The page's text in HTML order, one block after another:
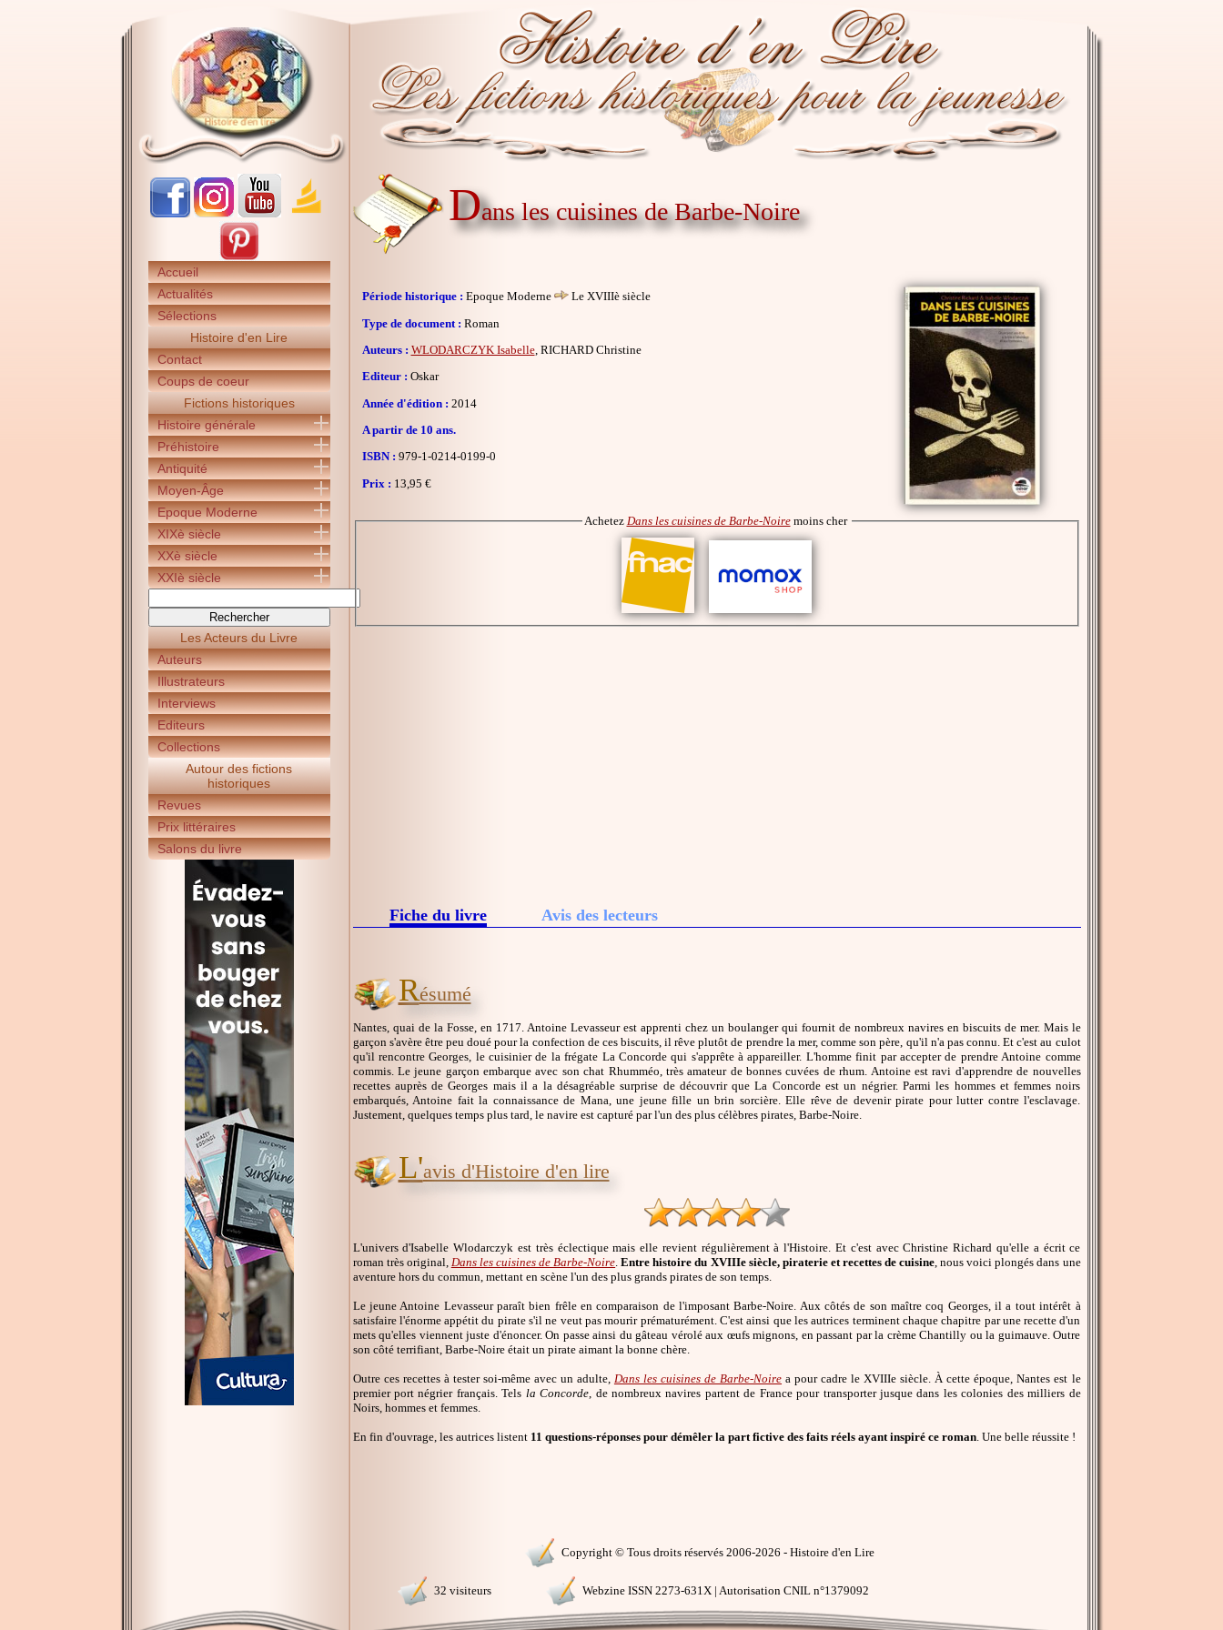
Accueil
Actualités
Sélections
Histoire d'en Lire
Contact
Coups de coeur
Fictions historiques
Histoire générale
Préhistoire
Antiquité
Moyen-Âge
Epoque Moderne
XIXè siècle
XXè siècle
XXIè siècle
Les Acteurs du Livre
Auteurs
Illustrateurs
Interviews
Editeurs
Collections
Autour des fictions
historiques
Revues
Prix littéraires
Salons du livre
Dans les cuisines de Barbe-Noire
Période historique : Epoque Moderne
Le XVIIIè siècle
Type de document : Roman
Auteurs : WLODARCZYK Isabelle, RICHARD Christine
Editeur : Oskar
Année d'édition : 2014
A partir de 10 ans.
ISBN : 979-1-0214-0199-0
Prix : 13,95 €
Achetez Dans les cuisines de Barbe-Noiremoins cher
Fiche du livre Avis des lecteurs
Résumé
Nantes, quai de la Fosse, en 1717. Antoine Levasseur est apprenti chez un boulanger qui fournit de nombreux navires en biscuits de mer. Mais le
garçon s'avère être peu doué pour la confection de ces biscuits, il rêve plutôt de prendre la mer, comme son père, qu'il n'a pas connu. Et c'est au culot
qu'il rencontre Georges, le cuisinier de la frégate La Concorde qui s'apprête à appareiller. L'homme finit par accepter de prendre Antoine comme
commis. Le jeune garçon embarque avec son chat Rhumméo, très amateur de bonnes cuvées de rhum. Antoine est ravi d'apprendre de nouvelles
recettes auprès de Georges mais il a la désagréable surprise de découvrir que La Concorde est un négrier. Parmi les hommes et femmes noirs
embarqués, Antoine fait la connaissance de Mana, une jeune fille un brin sorcière. Elle rêve de devenir pirate pour lutter contre l'esclavage.
Justement, quelques temps plus tard, le navire est capturé par l'un des plus célèbres pirates, Barbe-Noire.
L'avis d'Histoire d'en lire
L'univers d'Isabelle Wlodarczyk est très éclectique mais elle revient régulièrement à l'Histoire. Et c'est avec Christine Richard qu'elle a écrit ce
roman très original, Dans les cuisines de Barbe-Noire .Entre histoire du XVIIIe siècle, piraterie et recettes de cuisine , nous voici plongés dans une
aventure hors du commun, mettant en scène l'un des plus grands pirates de son temps.
Le jeune Antoine Levasseur paraît bien frêle en comparaison de l'imposant Barbe-Noire. Aux côtés de son maître coq Georges, il a tout intérêt à
satisfaire l'énorme appétit du pirate s'il ne veut pas mourir prématurément. C'est ainsi que les autrices terminent chaque chapitre par une recette d'un
mets qu'elles viennent juste d'énoncer. On passe ainsi du gâteau vérolé aux œufs mignons, en passant par la crème Chantilly ou la guimauve. Outre
son côté terrifiant, Barbe-Noire était un pirate aimant la bonne chère.
Outre ces recettes à tester soi-même avec un adulte, Dans les cuisines de Barbe-Noire a pour cadre le XVIIIe siècle. À cette époque, Nantes est le
premier port négrier français. Tels la Concorde , de nombreux navires partent de France pour transporter jusque dans les colonies des milliers de
Noirs, hommes et femmes.
En fin d'ouvrage, les autrices listent 11 questions-réponses pour démêler la part fictive des faits réels ayant inspiré ce roman. Une belle réussite !
Copyright © Tous droits réservés 2006-2026 - Histoire d'en Lire
32 visiteurs Webzine ISSN 2273-631X | Autorisation CNIL n°1379092